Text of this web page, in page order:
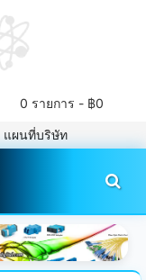
0 รายการ - ฿0
แผนที่บริษัท